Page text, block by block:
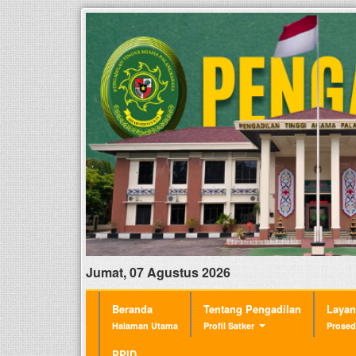
Jumat, 07 Agustus 2026
Beranda
Halaman Utama
Tentang Pengadilan
Profil Satker